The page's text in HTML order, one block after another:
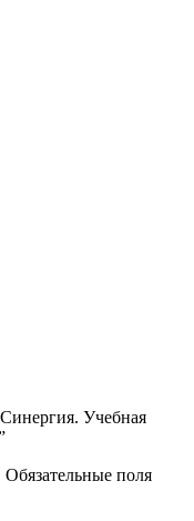
Учебная
Обязательные поля